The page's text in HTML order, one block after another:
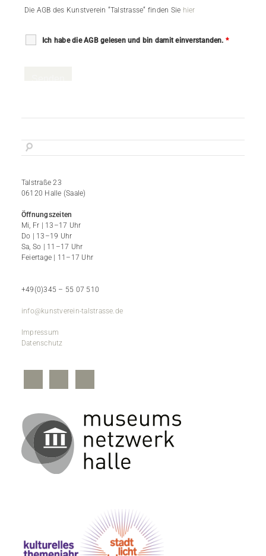
Die AGB des Kunstverein “Talstrasse“ finden Sie hier
Ich habe die AGB gelesen und bin damit einverstanden. *
Talstraße 23
06120 Halle (Saale)
Öffnungszeiten
Mi, Fr | 13–17 Uhr
Do | 13–19 Uhr
Sa, So | 11–17 Uhr
Feiertage | 11–17 Uhr
+49(0)345 – 55 07 510
info@kunstverein-talstrasse.de
Impressum
Datenschutz